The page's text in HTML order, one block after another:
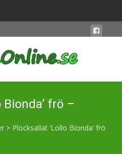
frö –
> Plocksallat ‘Lollo Bionda’ frö